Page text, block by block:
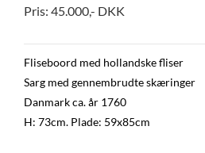
Pris: 45.000,- DKK
Fliseboord med hollandske fliser
Sarg med gennembrudte skæringer
Danmark ca. år 1760
H: 73cm. Plade: 59x85cm